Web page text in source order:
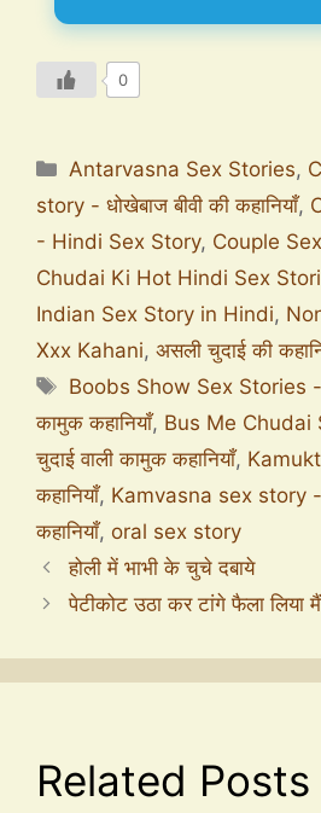
0
Antarvasna Sex Stories,
story - धोखेबाज बीवी की कहानियाँ,
- Hindi Sex Story, Couple
Chudai Ki Hot Hindi Sex
Indian Sex Story in Hindi,
Xxx Kahani, असली चुदाई की
Boobs Show Sex Stories -
कामुक कहानियाँ, Bus Me Chudai
चुदाई वाली कामुक कहानियाँ,
कहानियाँ, Kamvasna sex story -
कहानियाँ, oral sex story
होली में भाभी के चुचे दबाये
पेटीकोट उठा कर टांगे फैला लिया
Related Posts